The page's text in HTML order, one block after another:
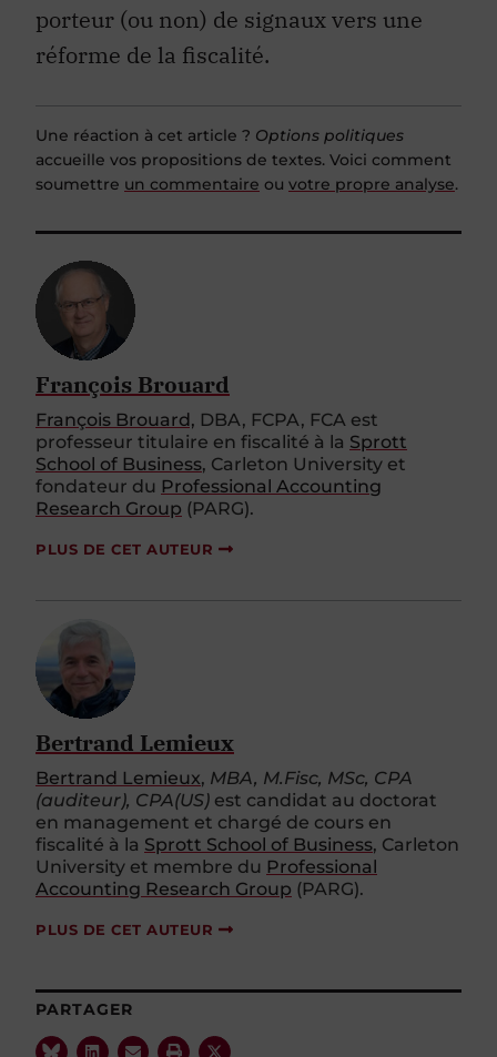
porteur (ou non) de signaux vers une
réforme de la fiscalité.
Une réaction à cet article ? Options politiques
accueille vos propositions de textes. Voici comment
soumettre un commentaire ou votre propre analyse.
François Brouard
François Brouard, DBA, FCPA, FCA est
professeur titulaire en fiscalité à la Sprott
School of Business, Carleton University et
fondateur du Professional Accounting
Research Group (PARG).
PLUS DE CET AUTEUR
Bertrand Lemieux
Bertrand Lemieux, MBA, M.Fisc, MSc, CPA
(auditeur), CPA(US) est candidat au doctorat
en management et chargé de cours en
fiscalité à la Sprott School of Business, Carleton
University et membre du Professional
Accounting Research Group (PARG).
PLUS DE CET AUTEUR
PARTAGER